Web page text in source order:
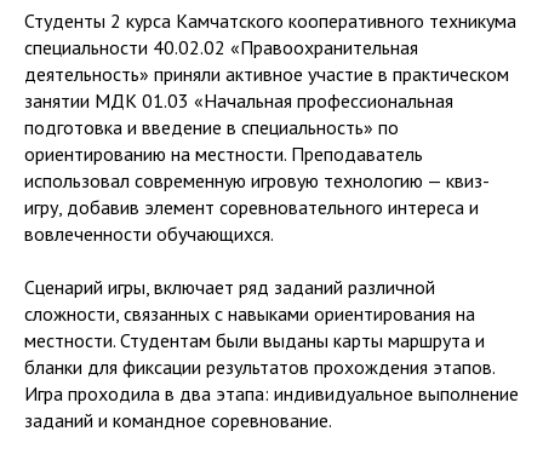
Студенты 2 курса Камчатского кооперативного техникума
специальности 40.02.02 «Правоохранительная
деятельность» приняли активное участие в практическом
занятии МДК 01.03 «Начальная профессиональная
подготовка и введение в специальность» по
ориентированию на местности. Преподаватель
использовал современную игровую технологию — квиз-
игру, добавив элемент соревновательного интереса и
вовлеченности обучающихся.
Сценарий игры, включает ряд заданий различной
сложности, связанных с навыками ориентирования на
местности. Студентам были выданы карты маршрута и
бланки для фиксации результатов прохождения этапов.
Игра проходила в два этапа: индивидуальное выполнение
заданий и командное соревнование.